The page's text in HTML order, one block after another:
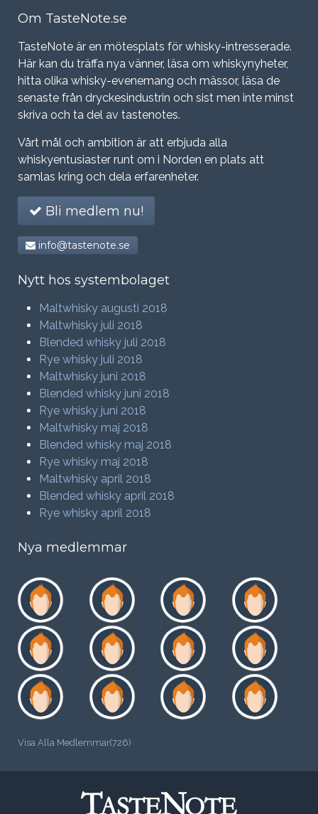
Om TasteNote.se
TasteNote är en mötesplats för whisky-intresserade.
Här kan du träffa nya vänner, läsa om whiskynyheter,
hitta olika whisky-evenemang och mässor, läsa de
senaste från dryckesindustrin och sist men inte minst
skriva och ta del av tastenotes.
Vårt mål och ambition är att erbjuda alla
whiskyentusiaster runt om i Norden en plats att
samlas kring och dela erfarenheter.
Bli medlem nu!
info@tastenote.se
Nytt hos systembolaget
Maltwhisky augusti 2018
Maltwhisky juli 2018
Blended whisky juli 2018
Rye whisky juli 2018
Maltwhisky juni 2018
Blended whisky juni 2018
Rye whisky juni 2018
Maltwhisky maj 2018
Blended whisky maj 2018
Rye whisky maj 2018
Maltwhisky april 2018
Blended whisky april 2018
Rye whisky april 2018
Nya medlemmar
Visa Alla Medlemmar(726)